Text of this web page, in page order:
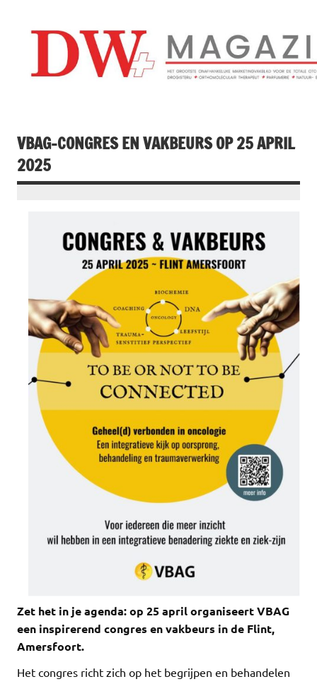
inhoud
VBAG-CONGRES EN VAKBEURS OP 25 APRIL
2025
Zet het in je agenda: op 25 april organiseert VBAG
een inspirerend congres en vakbeurs in de Flint,
Amersfoort.
Het congres richt zich op het begrijpen en behandelen